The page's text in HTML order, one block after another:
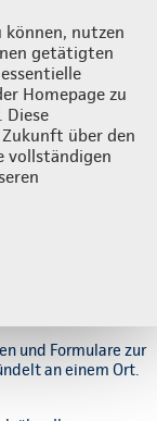
können, nutzen
getätigten
Homepage zu
Diese
über den
vollständigen
Leistungen
beantragen.
und Formulare zur
an einem Ort.